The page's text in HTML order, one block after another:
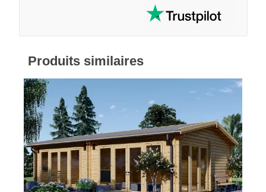
Produits similaires